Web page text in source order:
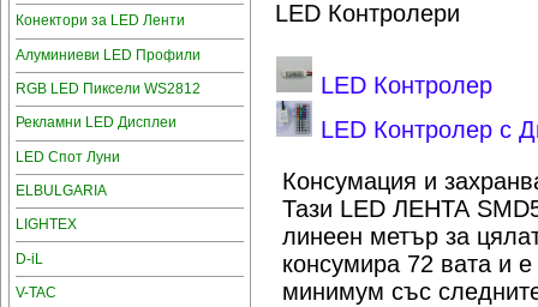
Конектори за LED Ленти
Алуминиеви LED Профили
RGB LED Пиксели WS2812
Рекламни LED Дисплеи
LED Спот Луни
ELBULGARIA
LIGHTEX
D-iL
V-TAC
LED Контролери
LED Контролер
LED Контролер с
Консумация и
Тази LED ЛЕНТА
линеен метър за
консумира 72 вата и
минимум със